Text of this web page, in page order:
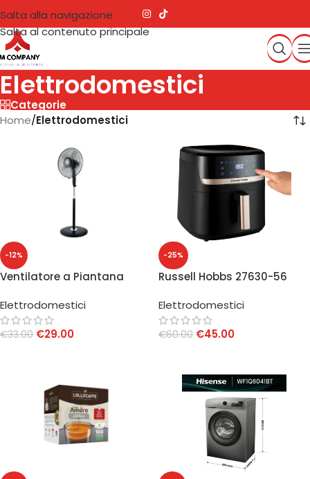
Salta alla navigazione
Salta al contenuto principale
Elettrodomestici
Categorie
Home/Elettrodomestici
-12%
Ventilatore a Piantana
Elettrodomestici
€33.00 €29.00
-25%
Russell Hobbs 27630-56
Elettrodomestici
€60.00 €45.00